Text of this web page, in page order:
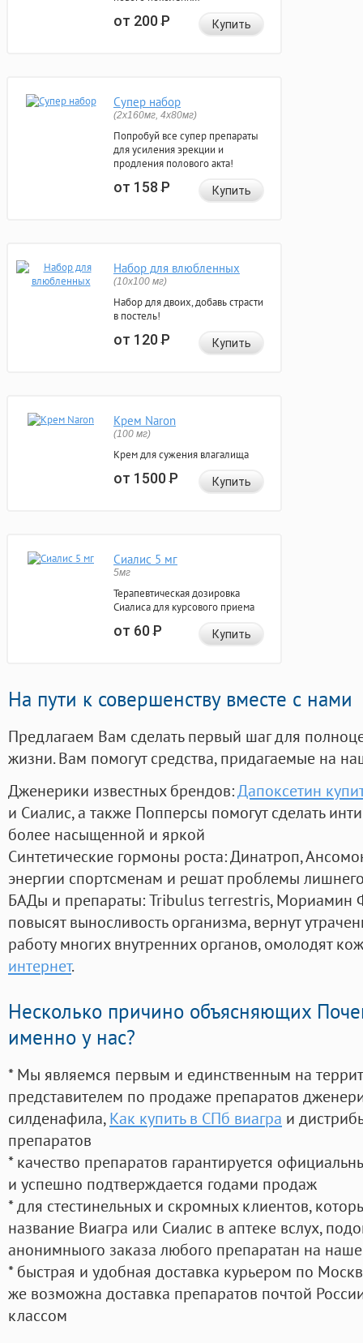
от 200Р Купить
Супер набор
(2х160мг, 4х80мг)
Попробуй все супер препараты
для усиления эрекции и
продления полового акта!
от 158Р Купить
Набор для влюбленных
(10х100 мг)
Набор для двоих, добавь страсти
в постель!
от 120Р Купить
Крем Naron
(100 мг)
Крем для сужения влагалища
от 1500Р Купить
Сиалис 5 мг
5мг
Терапевтическая дозировка
Сиалиса для курсового приема
от 60Р Купить
На пути к совершенству вместе с нами
Предлагаем Вам сделать первый шаг для
жизни. Вам помогут средства, придагаемые на
Дженерики известных брендов:Дапоксетин
и Сиалис, а также Попперсы помогут сделать
более насыщенной и яркой
Синтетические гормоны роста: Динатроп,
энергии спортсменам и решат проблемы
БАДы и препараты:Tribulus terrestris, Мориамин
повысят выносливость организма, вернут
работу многих внутренних органов, омолодят
интернет.
Несколько причино объясняющих
именно у нас?
* Мы являемся первым и единственным на
представителем по продаже препаратов
силденафила, Как купить в СПб виагра и
препаратов
* качество препаратов гарантируется
и успешно подтверждается годами продаж
* для стестинельных и скромных клиентов,
название Виагра или Сиалис в аптеке вслух,
анонимныого заказа любого препаратан на
* быстрая и удобная доставка курьером по
же возможна доставка препаратов почтой
классом